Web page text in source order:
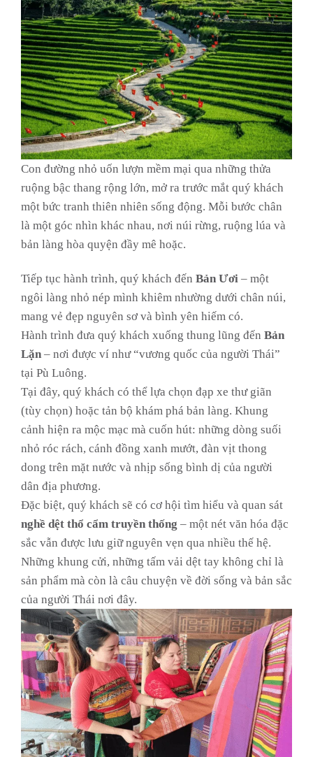
Con đường nhỏ uốn lượn mềm mại qua những thửa
ruộng bậc thang rộng lớn, mở ra trước mắt quý khách
một bức tranh thiên nhiên sống động. Mỗi bước chân
là một góc nhìn khác nhau, nơi núi rừng, ruộng lúa và
bản làng hòa quyện đầy mê hoặc.
Tiếp tục hành trình, quý khách đến Bản Ươi – một
ngôi làng nhỏ nép mình khiêm nhường dưới chân núi,
mang vẻ đẹp nguyên sơ và bình yên hiếm có.
Hành trình đưa quý khách xuống thung lũng đến Bản
Lặn – nơi được ví như “vương quốc của người Thái”
tại Pù Luông.
Tại đây, quý khách có thể lựa chọn đạp xe thư giãn
(tùy chọn) hoặc tản bộ khám phá bản làng. Khung
cảnh hiện ra mộc mạc mà cuốn hút: những dòng suối
nhỏ róc rách, cánh đồng xanh mướt, đàn vịt thong
dong trên mặt nước và nhịp sống bình dị của người
dân địa phương.
Đặc biệt, quý khách sẽ có cơ hội tìm hiểu và quan sát
nghề dệt thổ cẩm truyền thống – một nét văn hóa đặc
sắc vẫn được lưu giữ nguyên vẹn qua nhiều thế hệ.
Những khung cửi, những tấm vải dệt tay không chỉ là
sản phẩm mà còn là câu chuyện về đời sống và bản sắc
của người Thái nơi đây.